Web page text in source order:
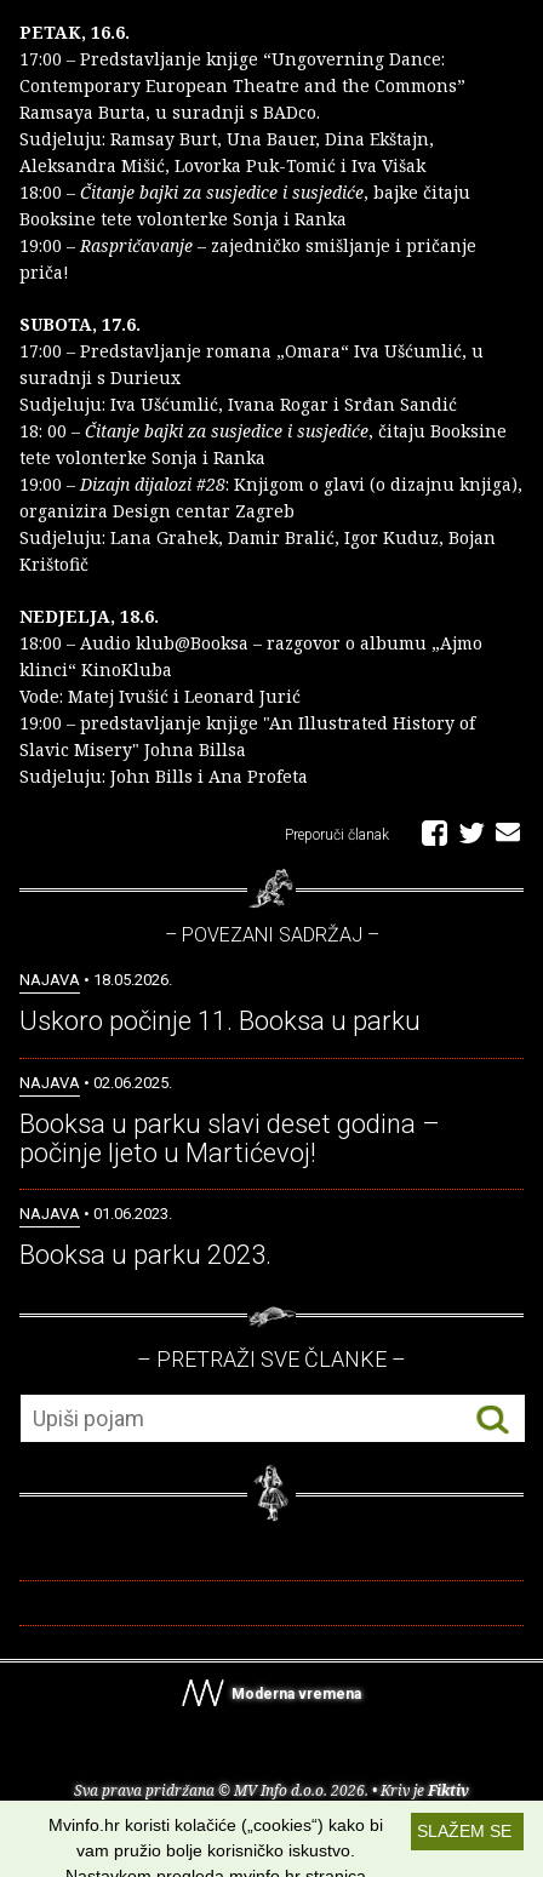
PETAK, 16.6.
17:00 – Predstavljanje knjige “Ungoverning Dance:
Contemporary European Theatre and the Commons”
Ramsaya Burta, u suradnji s BADco.
Sudjeluju: Ramsay Burt, Una Bauer, Dina Ekštajn,
Aleksandra Mišić, Lovorka Puk-Tomić i Iva Višak
18:00 – Čitanje bajki za susjedice i susjediće, bajke čitaju
Booksine tete volonterke Sonja i Ranka
19:00 –Raspričavanje – zajedničko smišljanje i pričanje
priča!
SUBOTA, 17.6.
17:00 – Predstavljanje romana „Omara“ Iva Ušćumlić, u
suradnji s Durieux
Sudjeluju: Iva Ušćumlić, Ivana Rogar i Srđan Sandić
18: 00 – Čitanje bajki za susjedice i susjediće, čitaju Booksine
tete volonterke Sonja i Ranka
19:00 –Dizajn dijalozi #28: Knjigom o glavi (o dizajnu knjiga),
organizira Design centar Zagreb
Sudjeluju: Lana Grahek, Damir Bralić, Igor Kuduz, Bojan
Krištofič
NEDJELJA, 18.6.
18:00 – Audio klub@Booksa – razgovor o albumu „Ajmo
klinci“ KinoKluba
Vode: Matej Ivušić i Leonard Jurić
19:00 – predstavljanje knjige "An Illustrated History of
Slavic Misery" Johna Billsa
Sudjeluju: John Bills i Ana Profeta
Preporuči članak
– POVEZANI SADRŽAJ –
NAJAVA • 18.05.2026.
Uskoro počinje 11. Booksa u parku
NAJAVA • 02.06.2025.
Booksa u parku slavi deset godina –
počinje ljeto u Martićevoj!
NAJAVA • 01.06.2023.
Booksa u parku 2023.
– PRETRAŽI SVE ČLANKE –
Moderna vremena
Sva prava pridržana © MV Info d.o.o. 2026. • Kriv jeFiktiv
Uvjeti korištenja RSS kanaliSLAŽEM SE
Mvinfo.hr koristi kolačiće („cookies“) kako bi
vam pružio bolje korisničko iskustvo.